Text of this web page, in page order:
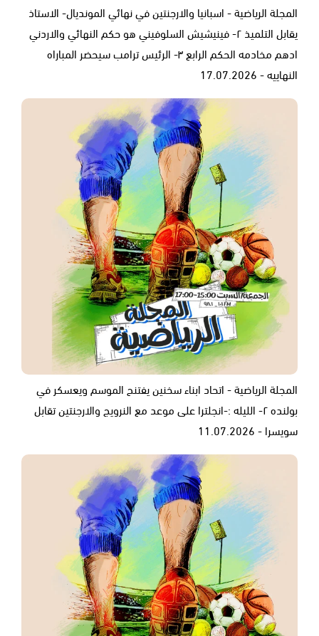
المجلة الرياضية - اسبانيا والارجنتين في نهائي المونديال- الاستاذ
يقابل التلميذ ٢- فينيشيش السلوفيني هو حكم النهائي والاردني
ادهم مخادمه الحكم الرابع ٣- الرئيس ترامب سيحضر المباراه
النهاييه - 17.07.2026
المجلة الرياضية - اتحاد ابناء سخنين يفتنح الموسم ويعسكر في
بولنده ٢- الليله :-انجلترا على موعد مع النرويج والارجنتين تقابل
سويسرا - 11.07.2026